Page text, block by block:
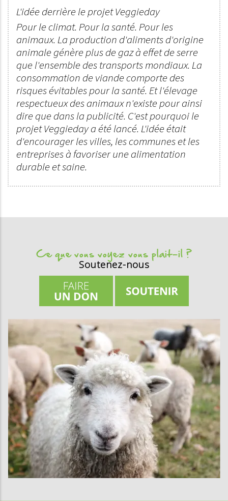
L'idée derrière le projet Veggieday
Pour le climat. Pour la santé. Pour les
animaux. La production d'aliments d'origine
animale génère plus de gaz à effet de serre
que l'ensemble des transports mondiaux. La
consommation de viande comporte des
risques évitables pour la santé. Et l'élevage
respectueux des animaux n'existe pour ainsi
dire que dans la publicité. C'est pourquoi le
projet Veggieday a été lancé. L'idée était
d'encourager les villes, les communes et les
entreprises à favoriser une alimentation
durable et saine.
Ce que vous voyez vous plait-il ?
Soutenez-nous